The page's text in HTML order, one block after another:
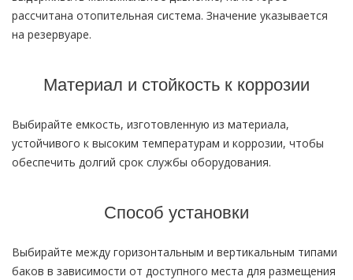
рассчитана отопительная система. Значение указывается
на резервуаре.
Материал и стойкость к коррозии
Выбирайте емкость, изготовленную из материала,
устойчивого к высоким температурам и коррозии, чтобы
обеспечить долгий срок службы оборудования.
Способ установки
Выбирайте между горизонтальным и вертикальным типами
баков в зависимости от доступного места для размещения